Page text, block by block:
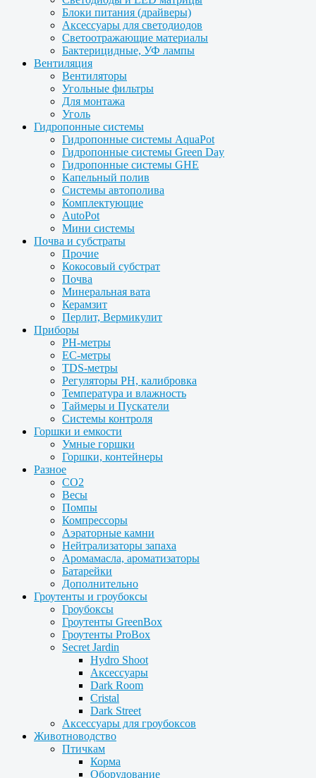
Блоки питания (драйверы)
Аксессуары для светодиодов
Светоотражающие материалы
Бактерицидные, УФ лампы
Вентиляция
Вентиляторы
Угольные фильтры
Для монтажа
Уголь
Гидропонные системы
Гидропонные системы AquaPot
Гидропонные системы Green Day
Гидропонные системы GHE
Капельный полив
Системы автополива
Комплектующие
AutoPot
Мини системы
Почва и субстраты
Прочие
Кокосовый субстрат
Почва
Минеральная вата
Керамзит
Перлит, Вермикулит
Приборы
PH-метры
EC-метры
TDS-метры
Регуляторы PH, калибровка
Температура и влажность
Таймеры и Пускатели
Системы контроля
Горшки и емкости
Умные горшки
Горшки, контейнеры
Разное
CO2
Весы
Помпы
Компрессоры
Аэраторные камни
Нейтрализаторы запаха
Аромамасла, ароматизаторы
Батарейки
Дополнительно
Гроутенты и гроубоксы
Гроубоксы
Гроутенты GreenBox
Гроутенты ProBox
Secret Jardin
Hydro Shoot
Аксессуары
Dark Room
Cristal
Dark Street
Аксессуары для гроубоксов
Животноводство
Птичкам
Корма
Оборудование